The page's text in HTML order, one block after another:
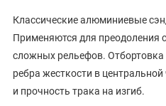
Классические алюминиевые
Применяются для преодоления
сложных рельефов.
ребра жесткости в
и прочность трака на изгиб.